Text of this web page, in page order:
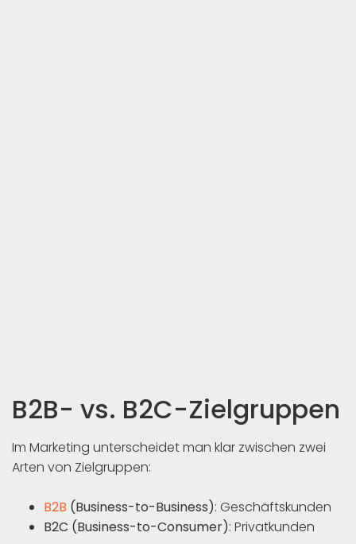
B2B- vs. B2C-Zielgruppen
Im Marketing unterscheidet man klar zwischen zwei
Arten von Zielgruppen:
B2B (Business-to-Business): Geschäftskunden
B2C (Business-to-Consumer): Privatkunden